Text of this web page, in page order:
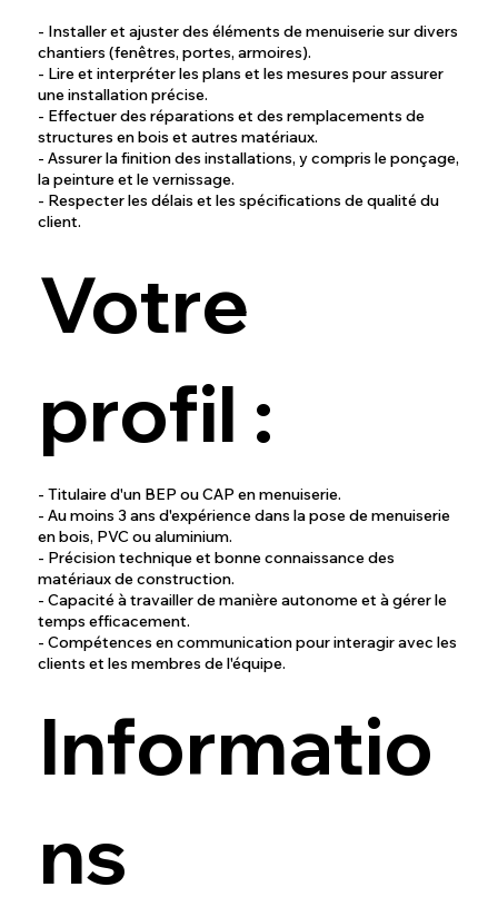
- Installer et ajuster des éléments de menuiserie sur divers
chantiers (fenêtres, portes, armoires).
- Lire et interpréter les plans et les mesures pour assurer
une installation précise.
- Effectuer des réparations et des remplacements de
structures en bois et autres matériaux.
- Assurer la finition des installations, y compris le ponçage,
la peinture et le vernissage.
- Respecter les délais et les spécifications de qualité du
client.
Votre
profil :
- Titulaire d'un BEP ou CAP en menuiserie.
- Au moins 3 ans d'expérience dans la pose de menuiserie
en bois, PVC ou aluminium.
- Précision technique et bonne connaissance des
matériaux de construction.
- Capacité à travailler de manière autonome et à gérer le
temps efficacement.
- Compétences en communication pour interagir avec les
clients et les membres de l'équipe.
Informatio
ns